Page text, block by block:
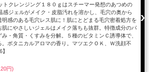
トクレンジング１８０ｇはスチーマー発想のあつめの
感ジェルがメイク・皮脂汚れを溶かし、毛穴の奥から
明感のある毛穴レス肌に！肌にとどまる毛穴密着処方を
にやさしいジェルはメイク落ちも抜群。特徴成分のパ
・角質・くすみを分解。５種のビタミンＣ誘導体で、
ボタニカルアロマの香り。マツエクＯＫ、Ｗ洗顔不
円)